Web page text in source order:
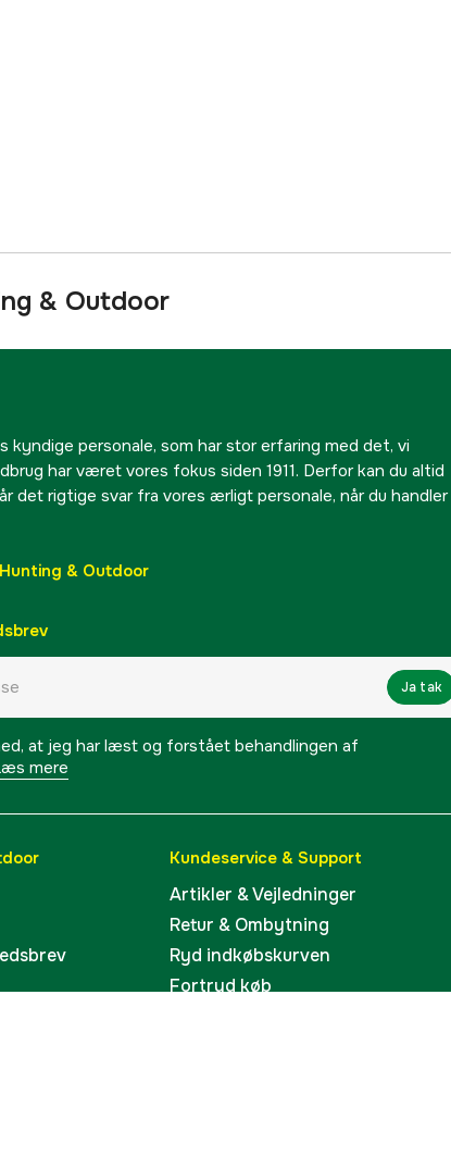
& Outdoor
kyndige personale, som har stor erfaring med det, vi
har været vores fokus siden 1911. Derfor kan du altid
det rigtige svar fra vores ærligt personale, når du handler
& Outdoor
Ja tak
at jeg har læst og forstået behandlingen af
mere
Kundeservice & Support
Artikler & Vejledninger
Retur & Ombytning
Ryd indkøbskurven
Fortryd køb